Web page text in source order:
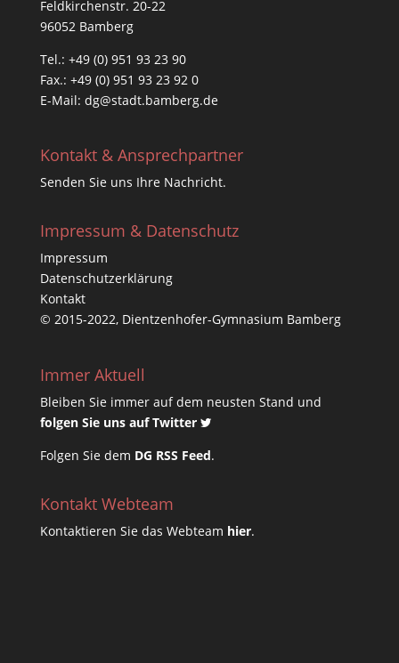
Feldkirchenstr. 20-22
96052 Bamberg
Tel.: +49 (0) 951 93 23 90
Fax.: +49 (0) 951 93 23 92 0
E-Mail: dg@stadt.bamberg.de
Kontakt & Ansprechpartner
Senden Sie uns Ihre Nachricht.
Impressum & Datenschutz
Impressum
Datenschutzerklärung
Kontakt
© 2015-2022, Dientzenhofer-Gymnasium Bamberg
Immer Aktuell
Bleiben Sie immer auf dem neusten Stand und
folgen Sie uns auf Twitter
Folgen Sie dem DG RSS Feed.
Kontakt Webteam
Kontaktieren Sie das Webteam hier.